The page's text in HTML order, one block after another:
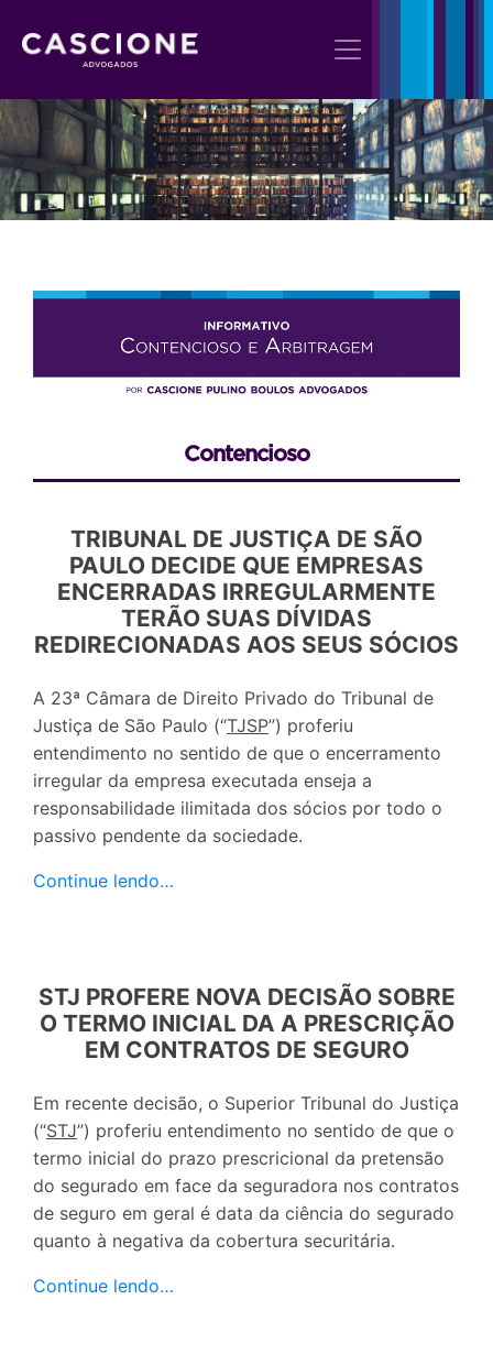
Contencioso
TRIBUNAL DE JUSTIÇA DE SÃO
PAULO DECIDE QUE EMPRESAS
ENCERRADAS IRREGULARMENTE
TERÃO SUAS DÍVIDAS
REDIRECIONADAS AOS SEUS SÓCIOS
A 23ª Câmara de Direito Privado do Tribunal de
Justiça de São Paulo (“TJSP”) proferiu
entendimento no sentido de que o encerramento
irregular da empresa executada enseja a
responsabilidade ilimitada dos sócios por todo o
passivo pendente da sociedade.
Continue lendo…
STJ PROFERE NOVA DECISÃO SOBRE
O TERMO INICIAL DA A PRESCRIÇÃO
EM CONTRATOS DE SEGURO
Em recente decisão, o Superior Tribunal do Justiça
(“STJ”) proferiu entendimento no sentido de que o
termo inicial do prazo prescricional da pretensão
do segurado em face da seguradora nos contratos
de seguro em geral é data da ciência do segurado
quanto à negativa da cobertura securitária.
Continue lendo…